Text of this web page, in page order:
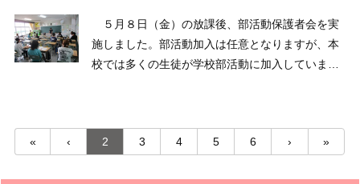
５月８日（金）の放課後、部活動保護者会を実
施しました。部活動加入は任意となりますが、本
校では多くの生徒が学校部活動に加入していま
となりますよう、ご ...
« ‹ 2 3 4 5 6 › »